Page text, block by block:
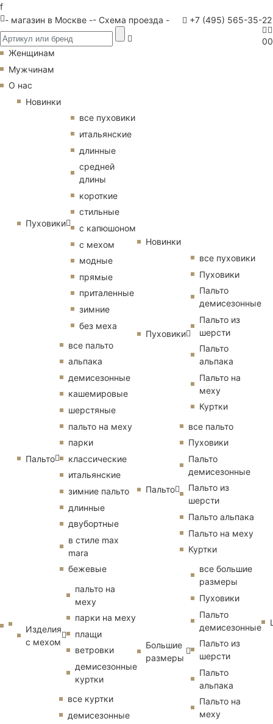
f
- магазин в Москве -- Схема проезда - +7 (495) 565-35-22
00
Женщинам
Мужчинам
О нас
Новинки
Пуховики
все пуховики
итальянские
длинные
средней
длины
короткие
стильные
с капюшоном
с мехом
модные
прямые
приталенные
зимние
без меха
Пальто
все пальто
альпака
демисезонные
кашемировые
шерстяные
пальто на меху
парки
классические
итальянские
зимние пальто
длинные
двубортные
в стиле max
mara
бежевые
Изделия
с мехом
пальто на
меху
парки на меху
плащи
ветровки
демисезонные
куртки
все куртки
демисезонные
Новинки
Пуховики
все пуховики
Пуховики
Пальто
демисезонные
Пальто из
шерсти
Пальто
альпака
Пальто на
меху
Куртки
Пальто
все пальто
Пуховики
Пальто
демисезонные
Пальто из
шерсти
Пальто альпака
Пальто на меху
Куртки
Большие
размеры
все большие
размеры
Пуховики
Пальто
демисезонные
Пальто из
шерсти
Пальто
альпака
Пальто на
меху